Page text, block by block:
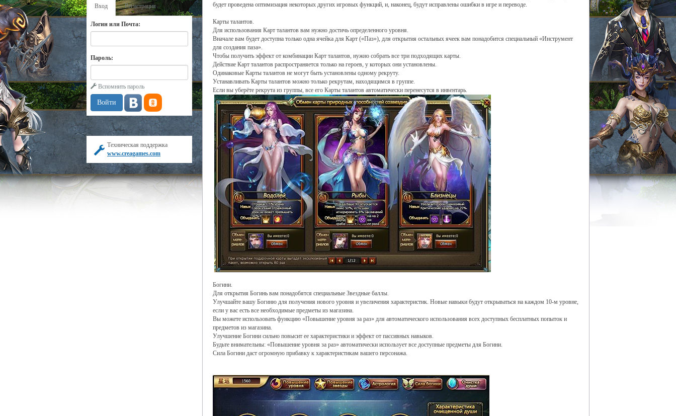
Вход Регистрация
Логин или Почта:
Пароль:
Вспомнить пароль
Техническая поддержка
www.creagames.com
будет проведена оптимизация некоторых других игровых функций, и, наконец, будут исправлены ошибки в игре и переводе.
Карты талантов.
Для использования Карт талантов вам нужно достичь определенного уровня.
Вначале вам будет доступна только одна ячейка для Карт («Паз»), для открытия остальных ячеек вам понадобится специальный «Инструмент
для создания паза».
Чтобы получить эффект от комбинации Карт талантов, нужно собрать все три подходящих карты.
Действие Карт талантов распространяется только на героев, у которых они установлены.
Одинаковые Карты талантов не могут быть установлены одному рекруту.
Устанавливать Карты талантов можно только рекрутам, находящимся в группе.
Если вы уберёте рекрута из группы, все его Карты талантов автоматически перенесутся в инвентарь.
Богини.
Для открытия Богинь вам понадобятся специальные Звездные баллы.
Улучшайте вашу Богиню для получения нового уровня и увеличения характеристик. Новые навыки будут открываться на каждом 10-м уровне,
если у вас есть все необходимые предметы из магазина.
Вы можете использовать функцию «Повышение уровня за раз» для автоматического использования всех доступных бесплатных попыток и
предметов из магазина.
Улучшение Богини сильно повысит ее характеристики и эффект от пассивных навыков.
Будьте внимательны: «Повышение уровня за раз» автоматически использует все доступные предметы для Богини.
Сила Богини даст огромную прибавку к характеристикам вашего персонажа.